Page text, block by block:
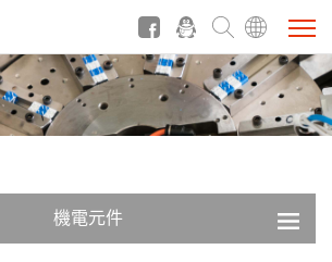
機電元件